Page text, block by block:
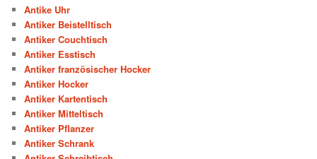
Antike Uhr
Antiker Beistelltisch
Antiker Couchtisch
Antiker Esstisch
Antiker französischer Hocker
Antiker Hocker
Antiker Kartentisch
Antiker Mitteltisch
Antiker Pflanzer
Antiker Schrank